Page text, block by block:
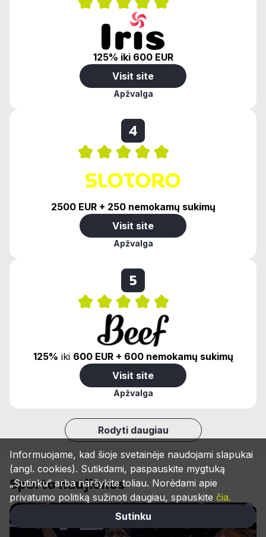
125% iki 600 EUR
Visit site
Apžvalga
4
2500 EUR + 250 nemokamų sukimų
Visit site
Apžvalga
5
125% iki 600 EUR + 600 nemokamų sukimų
Visit site
Apžvalga
Rodyti daugiau
Sporto naujienos
Informuojame, kad šioje svetainėje naudojami slapukai
(angl. cookies). Sutikdami, paspauskite mygtuką
„Sutinku“ arba naršykite toliau. Norėdami apie
privatumo politiką sužinoti daugiau, spauskite čia.
Sutinku